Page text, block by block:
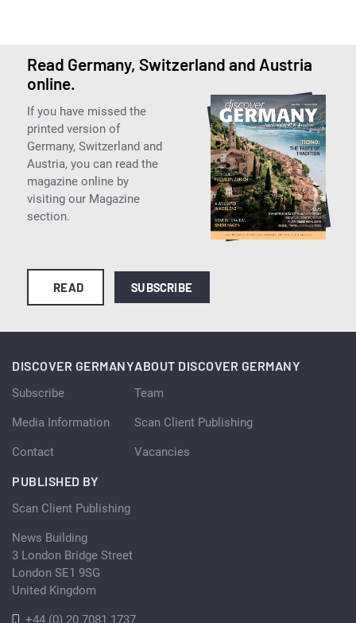
Read Germany, Switzerland and Austria
online.
If you have missed the
printed version of
Germany, Switzerland and
Austria, you can read the
magazine online by
visiting our Magazine
section.
READ SUBSCRIBE
DISCOVER GERMANY
Subscribe
Media Information
Contact
ABOUT DISCOVER GERMANY
Team
Scan Client Publishing
Vacancies
PUBLISHED BY
Scan Client Publishing
News Building
3 London Bridge Street
London SE1 9SG
United Kingdom
+44 (0) 20 7081 1737